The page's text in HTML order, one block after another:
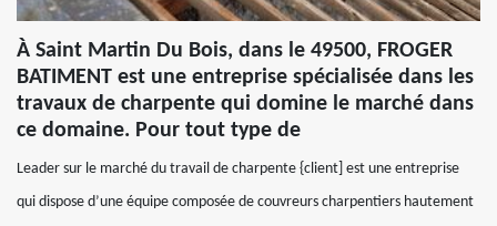
À Saint Martin Du Bois, dans le 49500, FROGER
BATIMENT est une entreprise spécialisée dans les
travaux de charpente qui domine le marché dans
ce domaine. Pour tout type de
Leader sur le marché du travail de charpente {client] est une entreprise
qui dispose d’une équipe composée de couvreurs charpentiers hautement